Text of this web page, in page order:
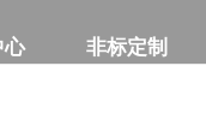
心 非标定制
非标定制